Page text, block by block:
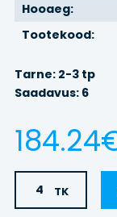
Hooaeg:
Tootekood:
Tarne: 2-3 tp
Saadavus: 6
TK